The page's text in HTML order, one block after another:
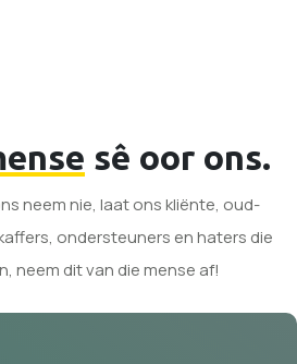
sê oor ons.
neem nie, laat ons kliënte, oud-
ondersteuners en haters die
neem dit van die mense af!